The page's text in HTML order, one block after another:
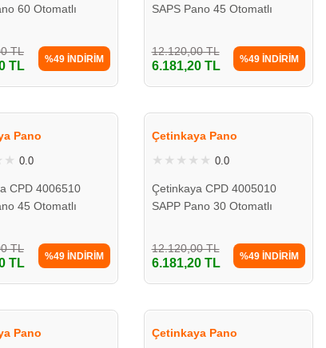
60 Otomatlı
TL
TL
%49 İNDİRİM
SAPS Pano 45 Otomatlı
12.120,00 TL
6.181,20 TL
%49 İNDİRİM
Pano
0.0
CPD 4006510
45 Otomatlı
TL
TL
%49 İNDİRİM
Çetinkaya Pano
0.0
Çetinkaya CPD 4005010
SAPP Pano 30 Otomatlı
12.120,00 TL
6.181,20 TL
%49 İNDİRİM
Pano Çetinkaya Pano